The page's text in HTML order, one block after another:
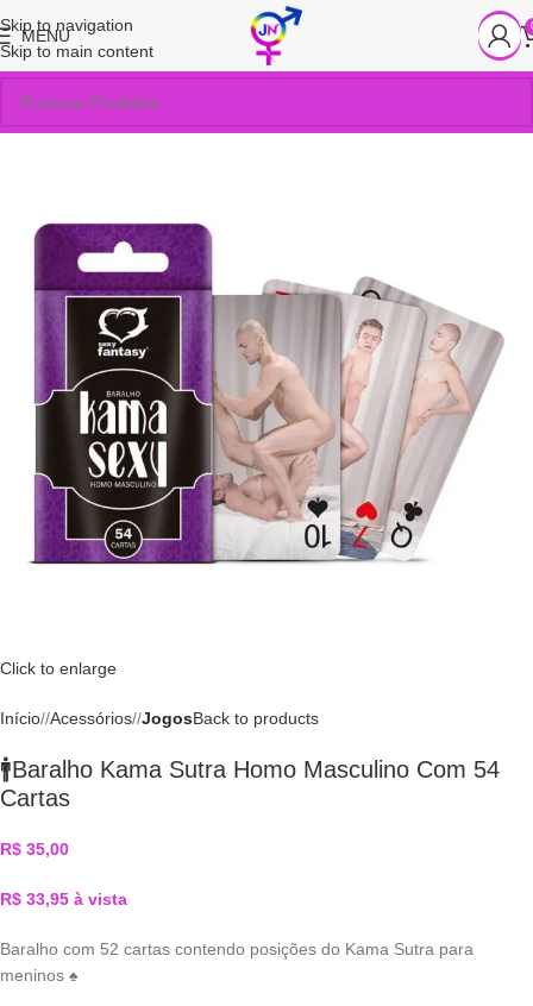
Skip to navigation
Skip to main content
MENU
Click to enlarge
Início/ Acessórios/ JogosBack to products
🚹Baralho Kama Sutra Homo Masculino Com 54
Cartas
R$ 35,00
R$ 33,95 à vista
Baralho com 52 cartas contendo posições do Kama Sutra para
meninos ♠️